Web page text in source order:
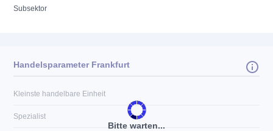
Subsektor
Bitte warten...
Handelsparameter Frankfurt
Kleinste handelbare Einheit
Spezialist